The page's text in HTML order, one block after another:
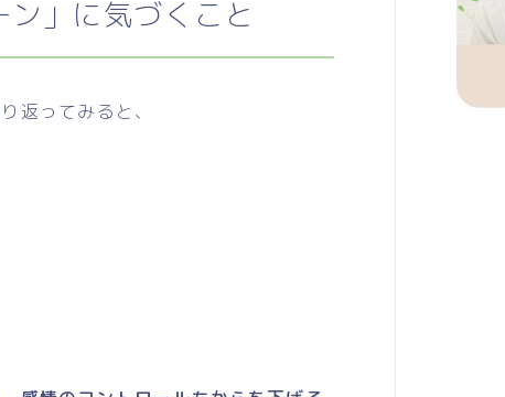
」に気づくこと
返ってみると、